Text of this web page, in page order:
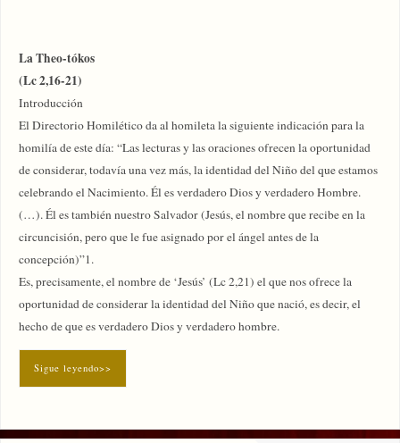
La Theo-tókos
(Lc 2,16-21)
Introducción
El Directorio Homilético da al homileta la siguiente indicación para la
homilía de este día: “Las lecturas y las oraciones ofrecen la oportunidad
de considerar, todavía una vez más, la identidad del Niño del que estamos
celebrando el Nacimiento. Él es verdadero Dios y verdadero Hombre.
(…). Él es también nuestro Salvador (Jesús, el nombre que recibe en la
circuncisión, pero que le fue asignado por el ángel antes de la
concepción)”1.
Es, precisamente, el nombre de ‘Jesús’ (Lc 2,21) el que nos ofrece la
oportunidad de considerar la identidad del Niño que nació, es decir, el
hecho de que es verdadero Dios y verdadero hombre.
Sigue leyendo>>